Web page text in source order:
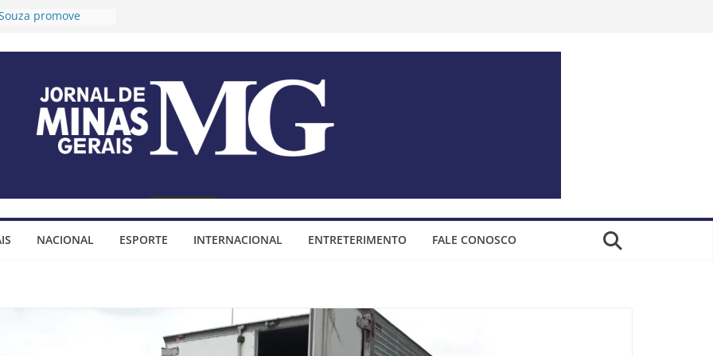
promove
públicas
Plano Diretor e do
Municipal
tese sobre
assina
para construção
NACIONAL ESPORTE INTERNACIONAL ENTRETERIMENTO FALE CONOSCO